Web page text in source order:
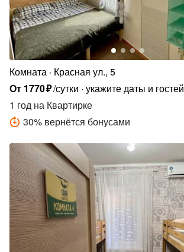
Комната Красная ул., 5
От 1770₽/сутки укажите даты и гостей
1 год на Квартирке
30% вернётся бонусами